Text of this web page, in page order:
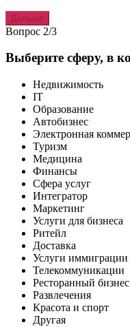
Дальше
Вопрос 2/3
Выберите сферу, в
Недвижимость
IT
Образование
Автобизнес
Электронная
Туризм
Медицина
Финансы
Сфера услуг
Интегратор
Маркетинг
Услуги для бизнеса
Ритейл
Доставка
Услуги иммиграции
Телекоммуникации
Ресторанный бизнес
Развлечения
Красота и спорт
Другая